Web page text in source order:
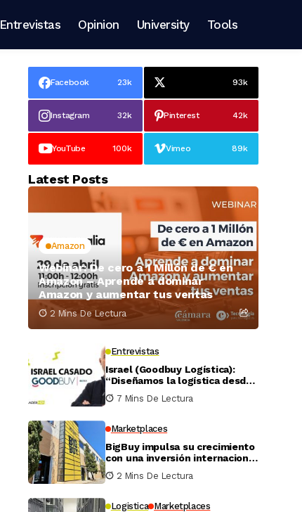
Entrevistas Opinion University Tools
Facebook 23k 93k
Instagram 32k Pinterest 42k
YouTube 100k Vimeo 89k
Latest Posts
Amazon
Webinar: De cero a 1 Millón de € en
Amazon – Aprende a dominar
Amazon y aumentar tus ventas
2 Mins De Lectura
Entrevistas
Israel (Goodbuy Logística):
“Diseñamos la logística desde
el lado real del vendedor
online”
7 Mins De Lectura
Marketplaces
BigBuy impulsa su crecimiento
con una inversión internacional
de 4 millones
2 Mins De Lectura
Logistica Marketplaces